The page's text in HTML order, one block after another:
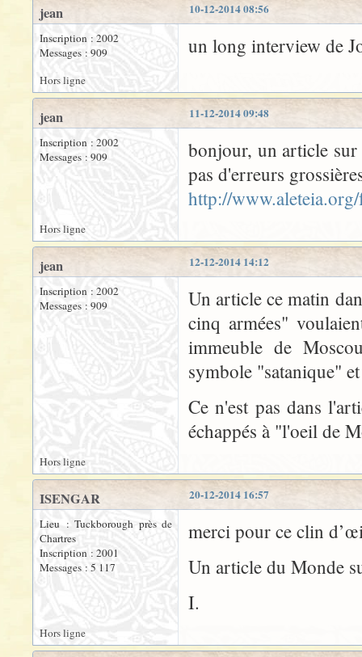
10-12-2014 08:56
jean
Inscription : 2002
Messages : 909
un long interview de
Hors ligne
11-12-2014 09:48
jean
Inscription : 2002
Messages : 909
bonjour, un article sur
pas d'erreurs
http://
Hors ligne
12-12-2014 14:12
jean
Inscription : 2002
Messages : 909
Un article ce matin
cinq armées"
immeuble de
symbole "satanique"
Ce n'est pas dans
échappés à "l'oeil de
Hors ligne
20-12-2014 16:57
ISENGAR
Lieu : Tuckborough près de
Chartres
Inscription : 2001
Messages : 5 117
merci pour ce clin
Un article du Monde
I.
Hors ligne